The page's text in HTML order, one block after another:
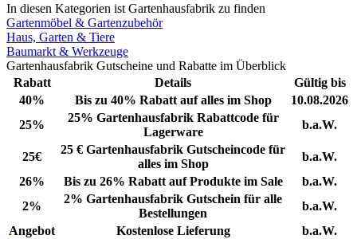
In diesen Kategorien ist Gartenhausfabrik zu finden
Gartenmöbel & Gartenzubehör
Haus, Garten & Tiere
Baumarkt & Werkzeuge
Gartenhausfabrik Gutscheine und Rabatte im Überblick
Rabatt
Details
Gültig bis
40%
Bis zu 40% Rabatt auf alles im Shop
10.08.2026
25%
25% Gartenhausfabrik Rabattcode für
Lagerware
b.a.W.
25€
25 € Gartenhausfabrik Gutscheincode für
alles im Shop
b.a.W.
26%
Bis zu 26% Rabatt auf Produkte im Sale
b.a.W.
2%
2% Gartenhausfabrik Gutschein für alle
Bestellungen
b.a.W.
Angebot
Kostenlose Lieferung
b.a.W.